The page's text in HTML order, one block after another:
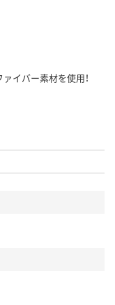
イバー素材を使用！